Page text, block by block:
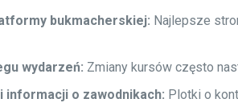
bukmacherskiej: Najlepsze
wydarzeń: Zmiany kursów często
informacji o zawodnikach: Plotki o